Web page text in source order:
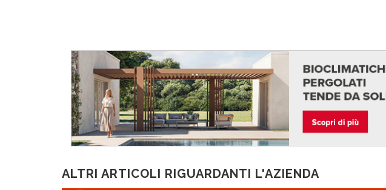
ALTRI ARTICOLI RIGUARDANTI L'AZIENDA